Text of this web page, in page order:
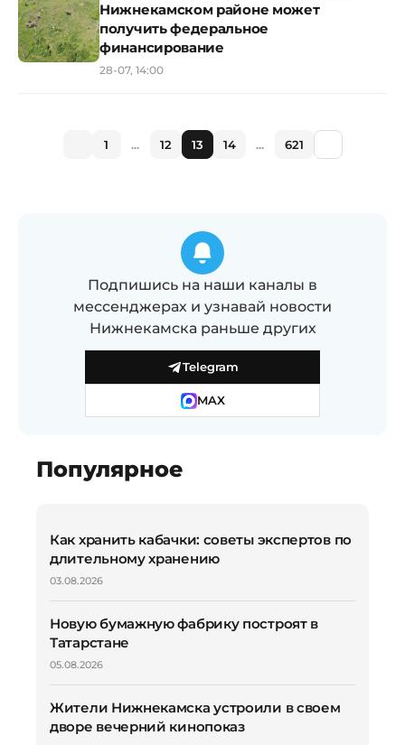
Нижнекамском районе может
получить федеральное
финансирование
28-07, 14:00
1 ... 12 13 14 ... 621
Подпишись на наши каналы в
мессенджерах и узнавай новости
Нижнекамска раньше других
Telegram
MAX
Популярное
Как хранить кабачки: советы экспертов по
длительному хранению
03.08.2026
Новую бумажную фабрику построят в
Татарстане
05.08.2026
Жители Нижнекамска устроили в своем
дворе вечерний кинопоказ